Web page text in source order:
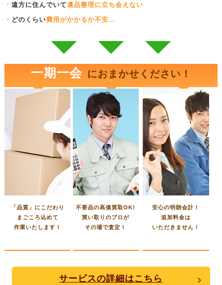
・ 遠方に住んでいて遺品整理に立ち会えない
・ どのくらい費用がかかるか不安…
一期一会 におまかせください！
「品質」にこだわり
まごころ込めて
作業いたします！
不要品の高価買取OK!
買い取りのプロが
その場で査定！
安心の明朗会計！
追加料金は
いただきません！
サービスの詳細はこちら